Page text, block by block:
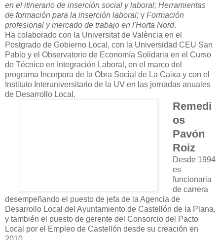
en el itinerario de inserción social y laboral; Herramientas
de formación para la inserción laboral; y Formación
profesional y mercado de trabajo en l'Horta Nord.
Ha colaborado con la Universitat de València en el
Postgrado de Gobierno Local, con la Universidad CEU San
Pablo y el Observatorio de Economía Solidaria en el Curso
de Técnico en Integración Laboral, en el marco del
programa Incorpora de la Obra Social de La Caixa y con el
Instituto Interuniversitario de la UV en las jornadas anuales
de Desarrollo Local.
Remedi
os
Pavón
Roiz
Desde 1994
es
funcionaria
de carrera
desempeñando el puesto de jefa de la Agencia de
Desarrollo Local del Ayuntamiento de Castellón de la Plana,
y también el puesto de gerente del Consorcio del Pacto
Local por el Empleo de Castellón desde su creación en